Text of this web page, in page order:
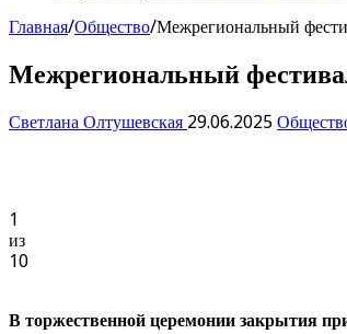
Главная/Общество/Межрегиональный
Межрегиональный
Светлана Олтушевская 29.06.2025
1
из
10
В торжественной церемонии закрытия